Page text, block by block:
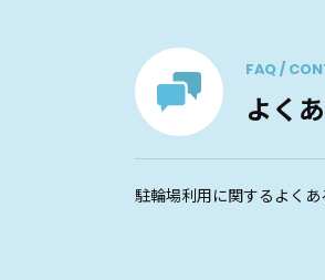
FAQ /
よく
駐輪場利用に関するよくあ